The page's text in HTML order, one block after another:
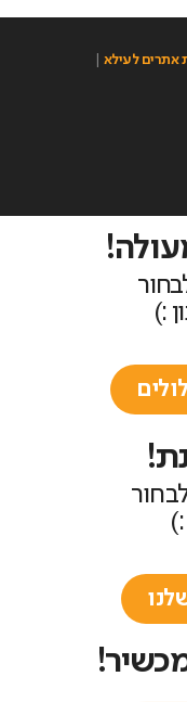
אתרים לעילא
:)